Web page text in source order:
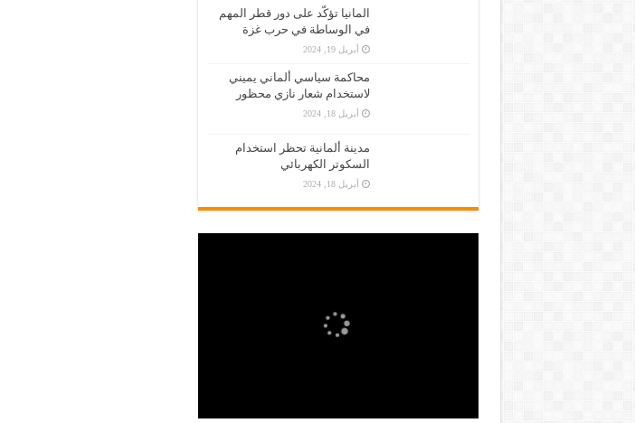
المانيا تؤكّد على دور قطر المهم
في الوساطة في حرب غزة
أبريل 19, 2024
محاكمة سياسي ألماني يميني
لاستخدام شعار نازي محظور
أبريل 18, 2024
مدينة ألمانية تحظر استخدام
السكوتر الكهربائي
أبريل 18, 2024